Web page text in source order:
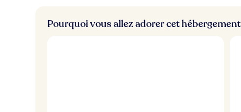
Pourquoi vous allez adorer cet hébergement